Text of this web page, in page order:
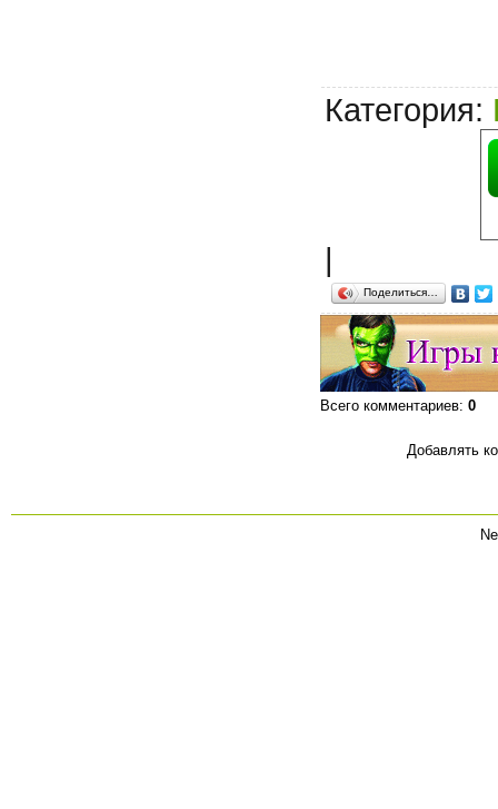
Категория:
|
Поделиться…
Всего комментариев: 0
Добавлять